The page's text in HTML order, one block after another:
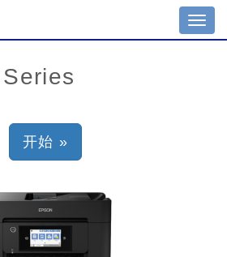
开始 »